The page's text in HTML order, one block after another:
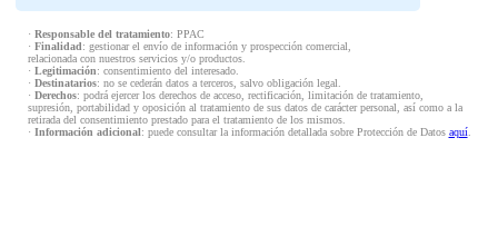
· Responsable del tratamiento: PPAC
· Finalidad: gestionar el envío de información y prospección comercial,
relacionada con nuestros servicios y/o productos.
· Legitimación: consentimiento del interesado.
· Destinatarios: no se cederán datos a terceros, salvo obligación legal.
· Derechos: podrá ejercer los derechos de acceso, rectificación, limitación de tratamiento,
supresión, portabilidad y oposición al tratamiento de sus datos de carácter personal, así como a la
retirada del consentimiento prestado para el tratamiento de los mismos.
· Información adicional: puede consultar la información detallada sobre Protección de Datos aquí.